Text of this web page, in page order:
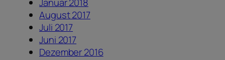
Januar 2018
August 2017
Juli 2017
Juni 2017
Dezember 2016